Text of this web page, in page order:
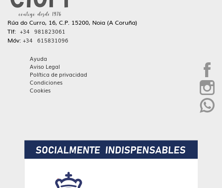
Rúa do Curro, 16, C.P. 15200, Noia (A Coruña)
Tlf: +34 981823061
Móv: +34 615831096
Ayuda
Aviso Legal
Política de privacidad
Condiciones
Cookies